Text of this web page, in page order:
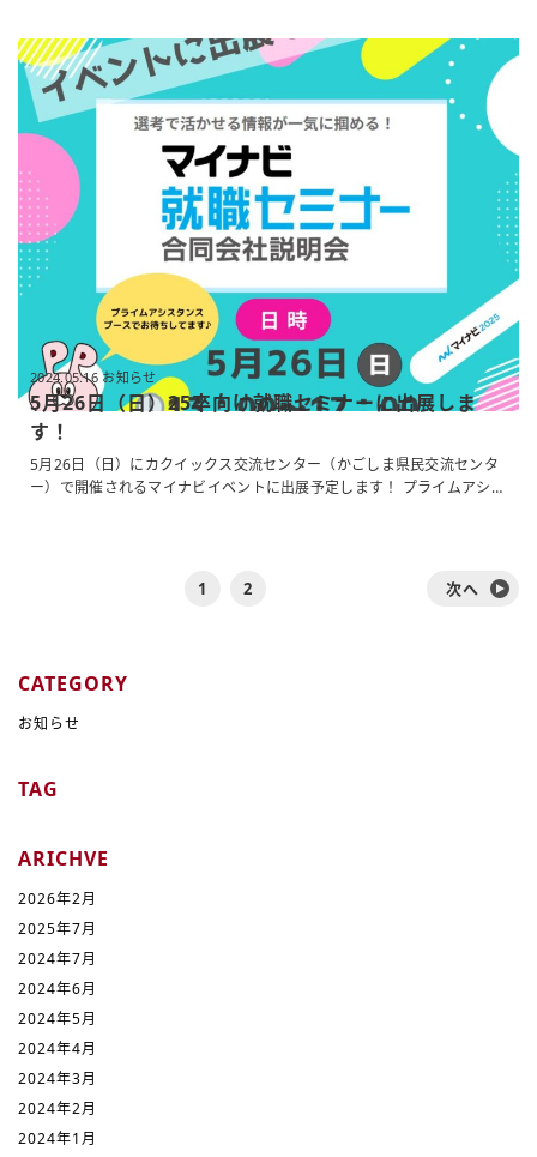
応募お待ちしております。 ...
2024.05.16 お知らせ
5月26日（日）25卒向け就職セミナーに出展しま
す！
5月26日（日）にカクイックス交流センター（かごしま県民交流センタ
ー）で開催されるマイナビイベントに出展予定します！ プライムアシス
1 2 次へ
CATEGORY
お知らせ
TAG
ARICHVE
2026年2月
2025年7月
2024年7月
2024年6月
2024年5月
2024年4月
2024年3月
2024年2月
2024年1月